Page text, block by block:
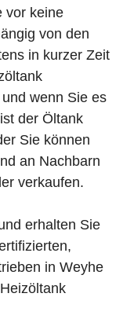
vor keine
von den
in kurzer Zeit
wenn Sie es
der Öltank
Sie können
an Nachbarn
verkaufen.
erhalten Sie
in Weyhe